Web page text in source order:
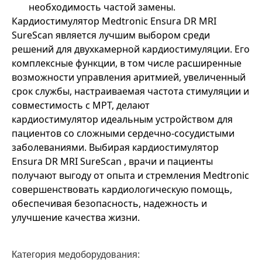
Категория медоборудования:
необходимость частой замены.
Кардиостимулятор Medtronic Ensura DR MRI
SureScan является лучшим выбором среди
решений для двухкамерной кардиостимуляции. Его
комплексные функции, в том числе расширенные
возможности управления аритмией, увеличенный
срок службы, настраиваемая частота стимуляции и
совместимость с МРТ, делают
кардиостимулятор идеальным устройством для
пациентов со сложными сердечно-сосудистыми
заболеваниями. Выбирая кардиостимулятор
Ensura DR MRI SureScan , врачи и пациенты
получают выгоду от опыта и стремления Medtronic
совершенствовать кардиологическую помощь,
обеспечивая безопасность, надежность и
улучшение качества жизни.